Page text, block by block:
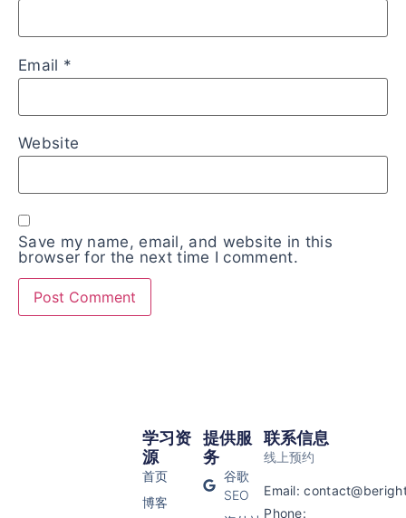
Email *
Website
Save my name, email, and website in this
browser for the next time I comment.
提供服
务
谷歌
SEO
学习资
源
首页
博客
联系信息
线上预约
Email:
Phone: